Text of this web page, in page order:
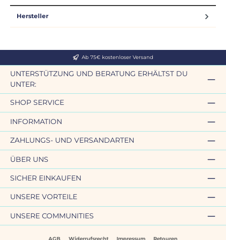
Hersteller
Ab 75€ kostenloser Versand
UNTERSTÜTZUNG UND BERATUNG ERHÄLTST DU
UNTER:
SHOP SERVICE
INFORMATION
ZAHLUNGS- UND VERSANDARTEN
ÜBER UNS
SICHER EINKAUFEN
UNSERE VORTEILE
UNSERE COMMUNITIES